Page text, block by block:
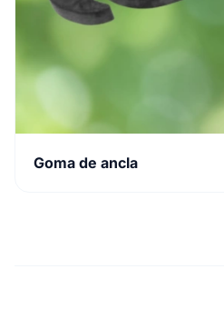
Goma de ancla